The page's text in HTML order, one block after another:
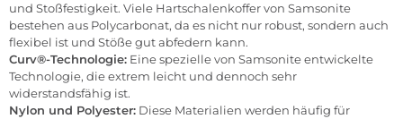
und Stoßfestigkeit. Viele Hartschalenkoffer von Samsonite
bestehen aus Polycarbonat, da es nicht nur robust, sondern auch
flexibel ist und Stöße gut abfedern kann.
Curv®-Technologie: Eine spezielle von Samsonite entwickelte
Technologie, die extrem leicht und dennoch sehr
widerstandsfähig ist.
Nylon und Polyester: Diese Materialien werden häufig für